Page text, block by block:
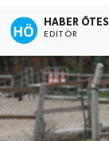
HABER ÖTESI
EDITÖR
Teknoloji
Son
Haber